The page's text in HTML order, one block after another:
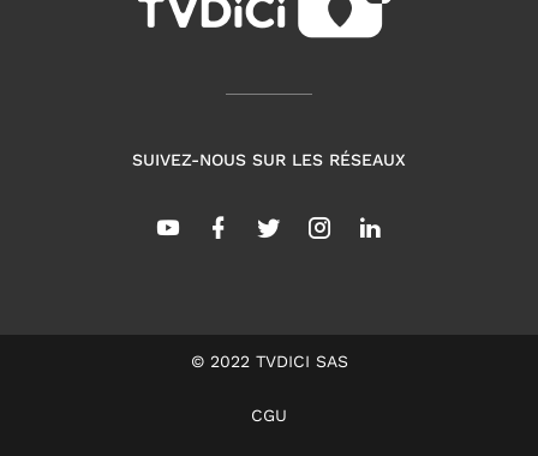
SUIVEZ-NOUS SUR LES RÉSEAUX
© 2022 TVDICI SAS
CGU